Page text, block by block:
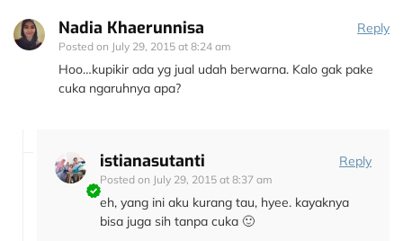
Nadia Khaerunnisa
Posted on July 29, 2015 at 8:24 am
Reply
Hoo…kupikir ada yg jual udah berwarna. Kalo gak pake
cuka ngaruhnya apa?
istianasutanti
Posted on July 29, 2015 at 8:37 am
Reply
eh, yang ini aku kurang tau, hyee. kayaknya
bisa juga sih tanpa cuka 🙂